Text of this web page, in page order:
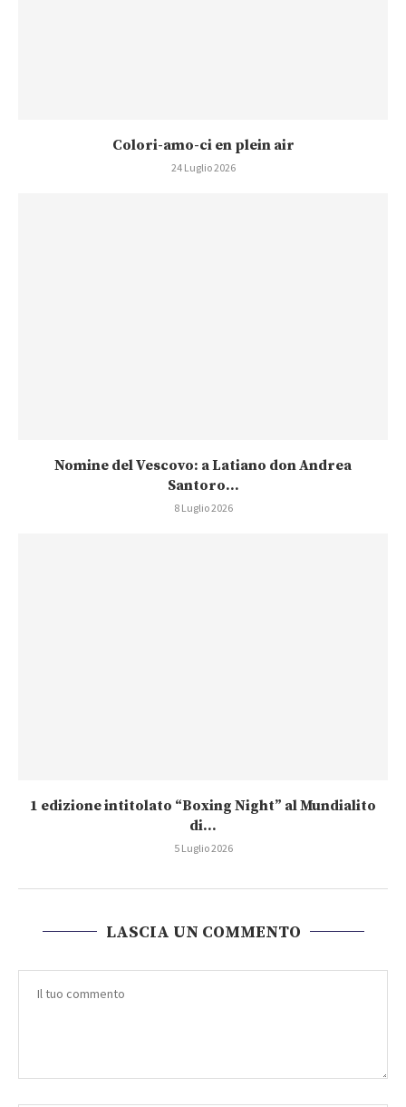
Colori-amo-ci en plein air
24 Luglio 2026
Nomine del Vescovo: a Latiano don Andrea
Santoro...
8 Luglio 2026
1 edizione intitolato “Boxing Night” al Mundialito
di...
5 Luglio 2026
LASCIA UN COMMENTO